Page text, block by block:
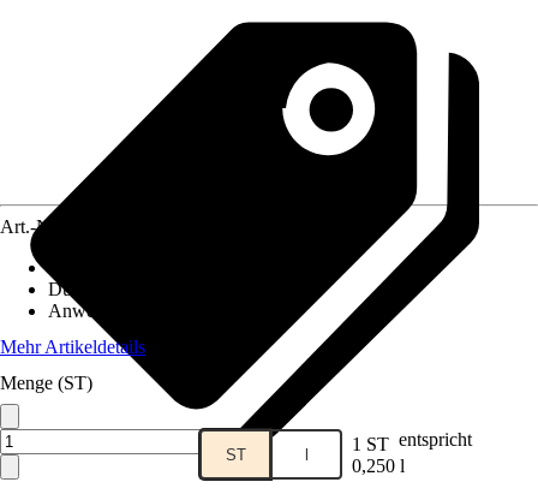
Art.-Nr.
Duft
Anwendungsbereich
Mehr Artikeldetails
Menge (ST)
ST l 1 ST entspricht
0,250 l